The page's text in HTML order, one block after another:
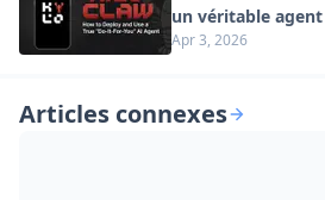
un véritable
vous" (Mise à jour
Apr 3, 2026
Articles connexes